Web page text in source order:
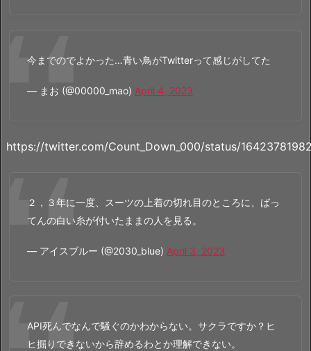
今までのでよかった…青い鳥がTwitterって感じがしてた
— まお (@00000_mao) April 4, 2023
https://twitter.com/Count_Down_000/status/
２，３年に一度、スーツの上着の切れ目のところに、ばっ
てんの白い糸が付いたままの人を見る。
— アイスブルー (@2030_blue) April 3, 2023
API死んでなんで騒ぐのかわからない。サクラですか？ヒ
ヒ掘りできないから辞めるわとか理解できない。